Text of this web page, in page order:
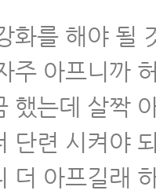
화를 해야 될
주 아프니까
했는데 살짝
단련 시켜야
더 아프길래